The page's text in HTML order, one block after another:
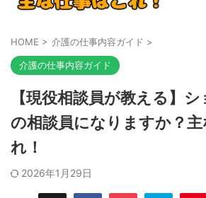
HOME > 介護の仕事内容ガイド >
介護の仕事内容ガイド
【現役相談員が教える】
の相談員になりますか？主
れ！
2026年1月29日